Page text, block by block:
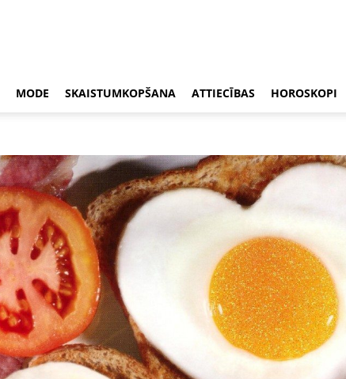
MODE SKAISTUMKOPŠANA ATTIECĪBAS HOROSKOPI